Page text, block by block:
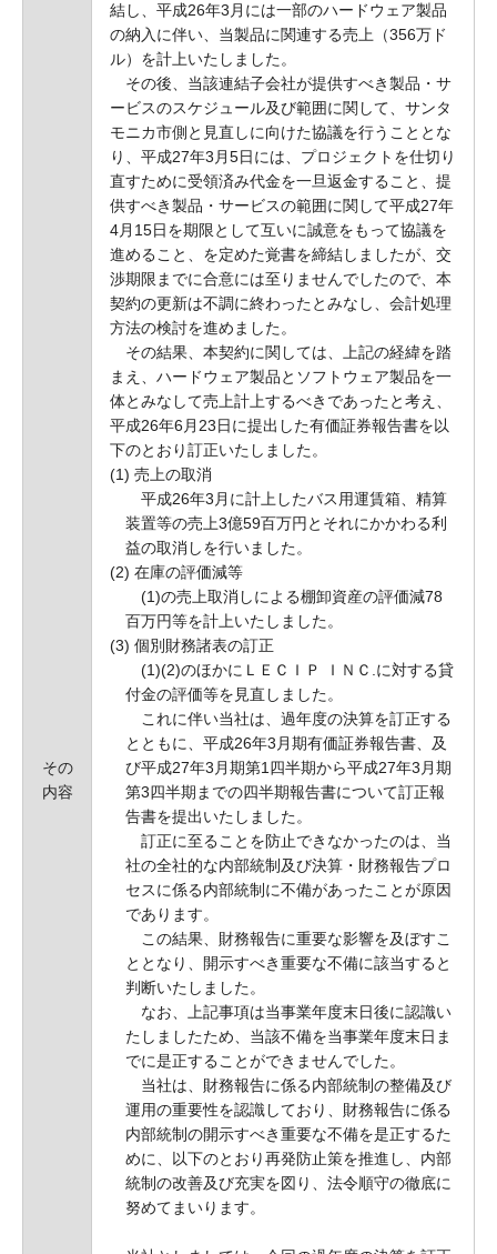
その
内容
結し、平成26年3月には一部のハードウェア製品
の納入に伴い、当製品に関連する売上（356万ド
ル）を計上いたしました。
その後、当該連結子会社が提供すべき製品・サ
ービスのスケジュール及び範囲に関して、サンタ
モニカ市側と見直しに向けた協議を行うこととな
り、平成27年3月5日には、プロジェクトを仕切り
直すために受領済み代金を一旦返金すること、提
供すべき製品・サービスの範囲に関して平成27年
4月15日を期限として互いに誠意をもって協議を
進めること、を定めた覚書を締結しましたが、交
渉期限までに合意には至りませんでしたので、本
契約の更新は不調に終わったとみなし、会計処理
方法の検討を進めました。
その結果、本契約に関しては、上記の経緯を踏
まえ、ハードウェア製品とソフトウェア製品を一
体とみなして売上計上するべきであったと考え、
平成26年6月23日に提出した有価証券報告書を以
下のとおり訂正いたしました。
(1) 売上の取消
平成26年3月に計上したバス用運賃箱、精算
装置等の売上3億59百万円とそれにかかわる利
益の取消しを行いました。
(2) 在庫の評価減等
(1)の売上取消しによる棚卸資産の評価減78
百万円等を計上いたしました。
(3) 個別財務諸表の訂正
(1)(2)のほかにＬＥＣＩＰ ＩＮＣ.に対する貸
付金の評価等を見直しました。
これに伴い当社は、過年度の決算を訂正する
とともに、平成26年3月期有価証券報告書、及
び平成27年3月期第1四半期から平成27年3月期
第3四半期までの四半期報告書について訂正報
告書を提出いたしました。
訂正に至ることを防止できなかったのは、当
社の全社的な内部統制及び決算・財務報告プロ
セスに係る内部統制に不備があったことが原因
であります。
この結果、財務報告に重要な影響を及ぼすこ
ととなり、開示すべき重要な不備に該当すると
判断いたしました。
なお、上記事項は当事業年度末日後に認識い
たしましたため、当該不備を当事業年度末日ま
でに是正することができませんでした。
当社は、財務報告に係る内部統制の整備及び
運用の重要性を認識しており、財務報告に係る
内部統制の開示すべき重要な不備を是正するた
めに、以下のとおり再発防止策を推進し、内部
統制の改善及び充実を図り、法令順守の徹底に
努めてまいります。